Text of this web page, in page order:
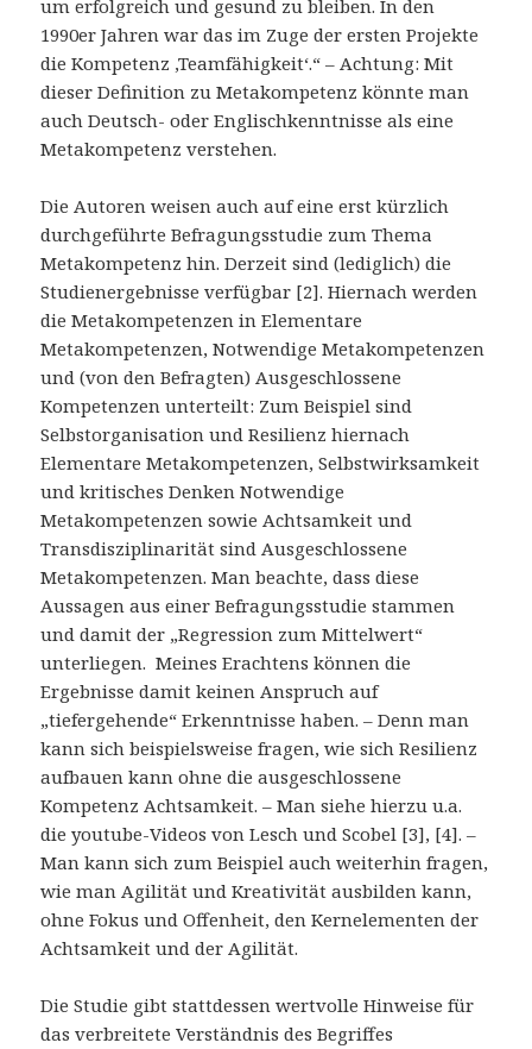
um erfolgreich und gesund zu bleiben. In den
1990er Jahren war das im Zuge der ersten Projekte
die Kompetenz ‚Teamfähigkeit‘.“ – Achtung: Mit
dieser Definition zu Metakompetenz könnte man
auch Deutsch- oder Englischkenntnisse als eine
Metakompetenz verstehen.
Die Autoren weisen auch auf eine erst kürzlich
durchgeführte Befragungsstudie zum Thema
Metakompetenz hin. Derzeit sind (lediglich) die
Studienergebnisse verfügbar [2]. Hiernach werden
die Metakompetenzen in Elementare
Metakompetenzen, Notwendige Metakompetenzen
und (von den Befragten) Ausgeschlossene
Kompetenzen unterteilt: Zum Beispiel sind
Selbstorganisation und Resilienz hiernach
Elementare Metakompetenzen, Selbstwirksamkeit
und kritisches Denken Notwendige
Metakompetenzen sowie Achtsamkeit und
Transdisziplinarität sind Ausgeschlossene
Metakompetenzen. Man beachte, dass diese
Aussagen aus einer Befragungsstudie stammen
und damit der „Regression zum Mittelwert“
unterliegen. Meines Erachtens können die
Ergebnisse damit keinen Anspruch auf
„tiefergehende“ Erkenntnisse haben. – Denn man
kann sich beispielsweise fragen, wie sich Resilienz
aufbauen kann ohne die ausgeschlossene
Kompetenz Achtsamkeit. – Man siehe hierzu u.a.
die youtube-Videos von Lesch und Scobel [3], [4]. –
Man kann sich zum Beispiel auch weiterhin fragen,
wie man Agilität und Kreativität ausbilden kann,
ohne Fokus und Offenheit, den Kernelementen der
Achtsamkeit und der Agilität.
Die Studie gibt stattdessen wertvolle Hinweise für
das verbreitete Verständnis des Begriffes